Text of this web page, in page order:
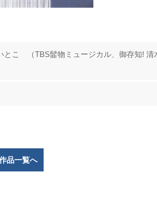
とこ （TBS髷物ミュージカル、御存知! 清
品一覧へ